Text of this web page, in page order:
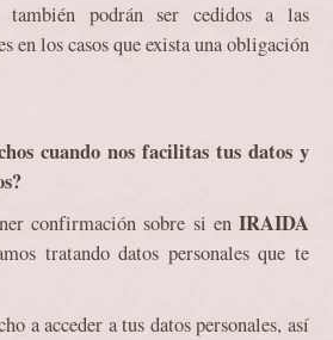
también podrán ser cedidos a las
en los casos que exista una obligación
cuando nos facilitas tus datos y
confirmación sobre si en IRAIDA
tratando datos personales que te
a acceder a tus datos personales, así